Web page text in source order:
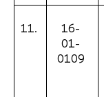
11.
16-
01-
0109